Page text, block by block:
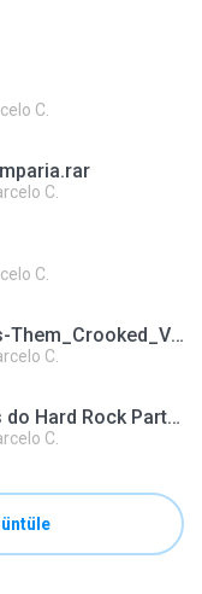
C.
C.
C.
Them_Crooked_Vultures-Them_Crooked_Vultures-2009-FNT.rar
C.
As 100 maiores canções do Hard Rock Parte 4.rar
C.